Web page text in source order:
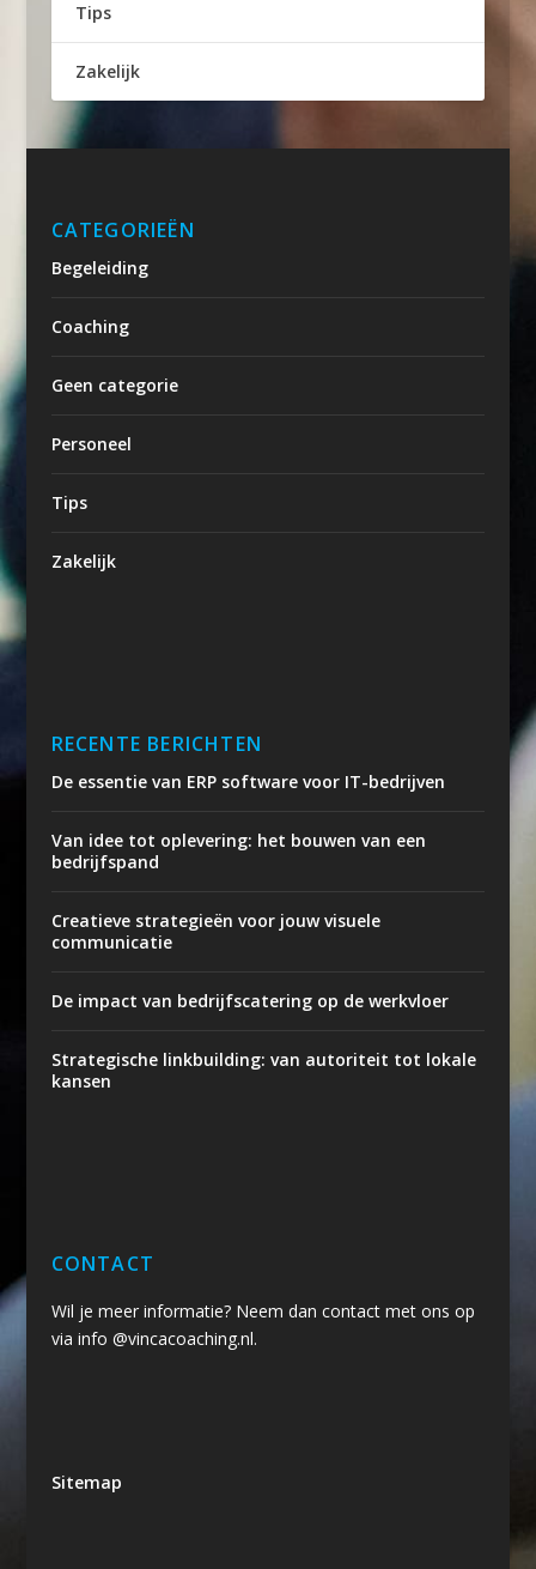
Tips
Zakelijk
CATEGORIEËN
Begeleiding
Coaching
Geen categorie
Personeel
Tips
Zakelijk
RECENTE BERICHTEN
De essentie van ERP software voor IT-bedrijven
Van idee tot oplevering: het bouwen van een
bedrijfspand
Creatieve strategieën voor jouw visuele
communicatie
De impact van bedrijfscatering op de werkvloer
Strategische linkbuilding: van autoriteit tot lokale
kansen
CONTACT
Wil je meer informatie? Neem dan contact met ons op
via info @vincacoaching.nl.
Sitemap